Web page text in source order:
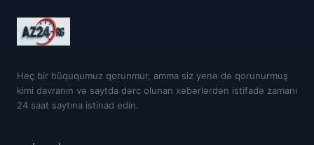
Heç bir hüququmuz qorunmur, amma siz yenə də qorunurmuş
kimi davranın və saytda dərc olunan xəbərlərdən istifadə zamanı
24 saat saytına istinad edin.